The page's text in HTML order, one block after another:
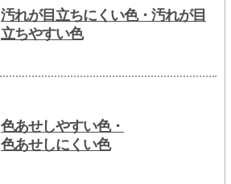
汚れが目立ちにくい色・汚れが目
立ちやすい色
色あせしやすい色・
色あせしにくい色